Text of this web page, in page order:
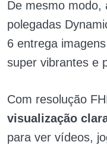
De mesmo modo,
polegadas
6 entrega
super vibrantes e
Com resolução
visualização
para ver vídeos,